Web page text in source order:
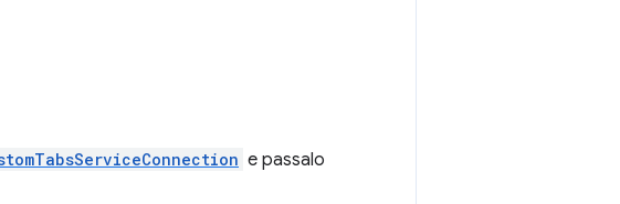
e passalo